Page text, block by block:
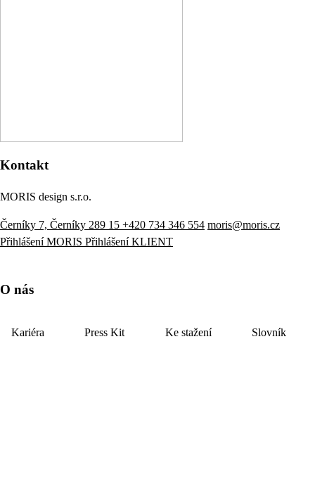
Kontakt
MORIS design s.r.o.
Černíky 7, Černíky 289 15 +420 734 346 554 moris@moris.cz
Přihlášení MORIS Přihlášení KLIENT
O nás
Kariéra Press Kit Ke stažení Slovník